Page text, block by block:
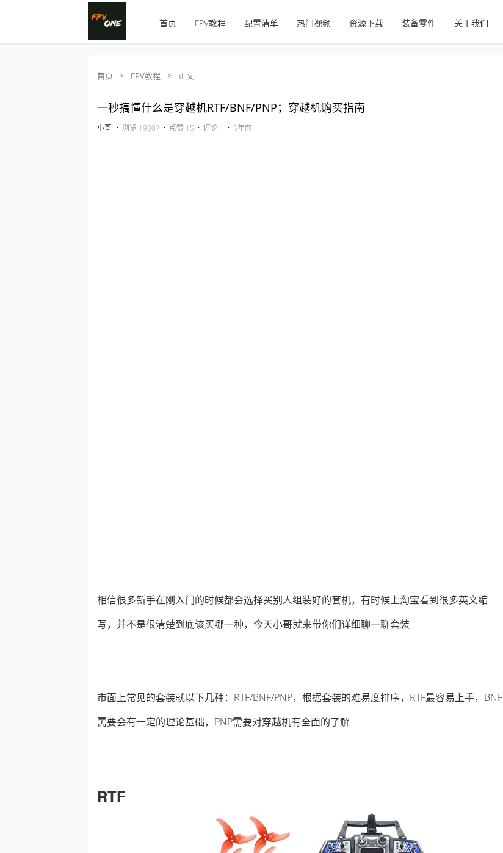
首页 FPV教程 配置清单 热门视频 资源下载 装备零件 关于我们
首页 > FPV教程 > 正文
一秒搞懂什么是穿越机RTF/BNF/PNP；穿越机购买指南
小哥 · 浏览 19007 · 点赞 15 · 评论 1 · 5年前
相信很多新手在刚入门的时候都会选择买别人组装好的套机，有时候上淘宝看到很多英文缩
写，并不是很清楚到底该买哪一种，今天小哥就来带你们详细聊一聊套装
市面上常见的套装就以下几种：RTF/BNF/PNP，根据套装的难易度排序，RTF最容易上手，BNF
需要会有一定的理论基础，PNP需要对穿越机有全面的了解
RTF